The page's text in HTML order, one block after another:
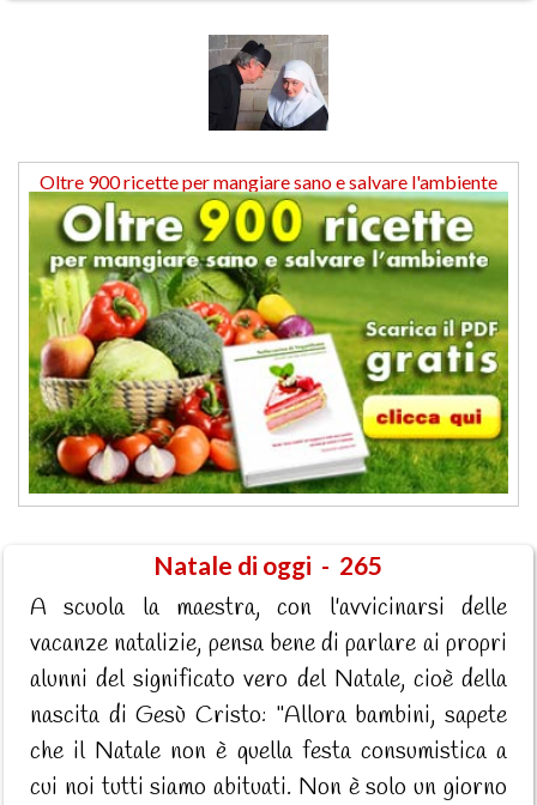
Oltre 900 ricette per mangiare sano e salvare l'ambiente
Natale di oggi - 265
A scuola la maestra, con l'avvicinarsi delle
vacanze natalizie, pensa bene di parlare ai propri
alunni del significato vero del Natale, cioè della
nascita di Gesù Cristo: "Allora bambini, sapete
che il Natale non è quella festa consumistica a
cui noi tutti siamo abituati. Non è solo un giorno